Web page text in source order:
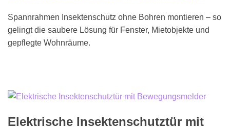
Spannrahmen Insektenschutz ohne Bohren montieren – so
gelingt die saubere Lösung für Fenster, Mietobjekte und
gepflegte Wohnräume.
Elektrische Insektenschutztür mit